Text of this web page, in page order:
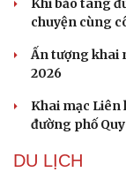
Đức tăng tốc
tác với Rolls-
Tên lửa đạn
Ukraine
Ban hành
trạng khẩn cấp
Vì sao ông